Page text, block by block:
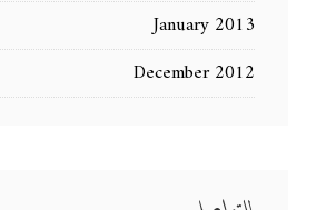
January 2013
December 2012